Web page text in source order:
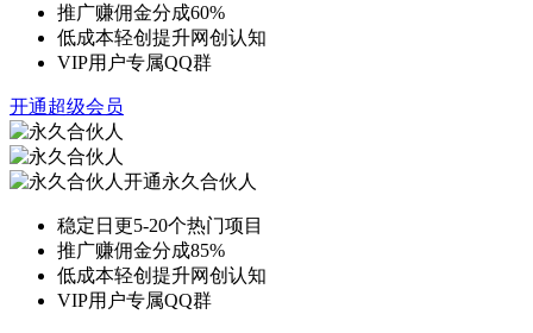
推广赚佣金分成60%
低成本轻创提升网创认知
VIP用户专属QQ群
开通超级会员
开通永久合伙人
稳定日更5-20个热门项目
推广赚佣金分成85%
低成本轻创提升网创认知
VIP用户专属QQ群